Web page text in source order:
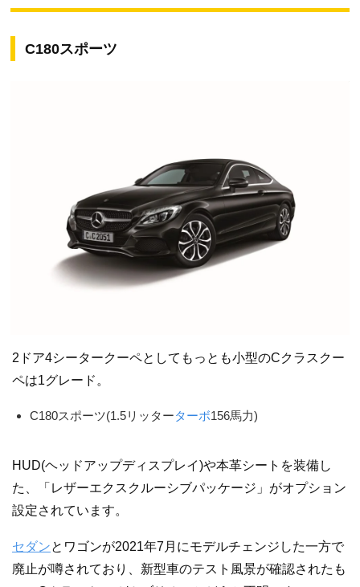
C180スポーツ
2ドア4シータークーペとしてもっとも小型のCクラスクー
ペは1グレード。
C180スポーツ(1.5リッターターボ156馬力)
HUD(ヘッドアップディスプレイ)や本革シートを装備し
た、「レザーエクスクルーシブパッケージ」がオプション
設定されています。
セダンとワゴンが2021年7月にモデルチェンジした一方で
廃止が噂されており、新型車のテスト風景が確認されたも